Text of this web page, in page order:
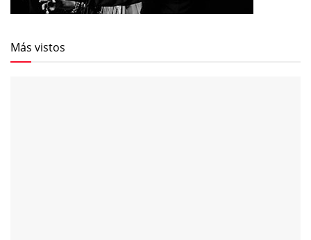
Más vistos